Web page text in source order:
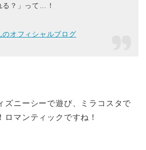
る？」って…！
のオフィシャルブログ
ズニーシーで遊び、ミラコスタで
ロマンティックですね！